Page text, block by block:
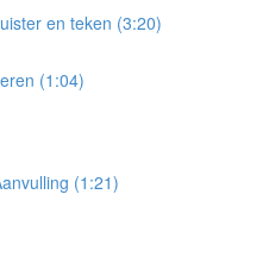
en teken (3:20)
(1:04)
(1:21)